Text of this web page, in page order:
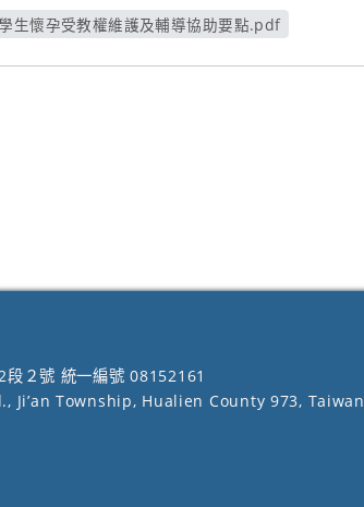
生懷孕受教權維護及輔導協助要點.pdf
２號 統一編號 08152161
Ji’an Township, Hualien County 973, Taiwan